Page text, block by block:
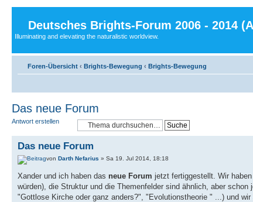
Deutsches Brights-Forum 2006 - 2014
Illuminating and elevating the naturalistic worldview.
Foren-Übersicht ‹ Brights-Bewegung ‹ Brights-Bewegung
Das neue Forum
Antwort erstellen
Das neue Forum
von Darth Nefarius » Sa 19. Jul 2014, 18:18
Xander und ich haben das neue Forum jetzt fertiggestellt. Wir
würden), die Struktur und die Themenfelder sind ähnlich, aber schon
"Gottlose Kirche oder ganz anders?", "Evolutionstheorie " ...) und